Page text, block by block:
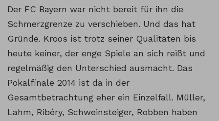
Der FC Bayern war nicht bereit für ihn die
Schmerzgrenze zu verschieben. Und das hat
Gründe. Kroos ist trotz seiner Qualitäten bis
heute keiner, der enge Spiele an sich reißt und
regelmäßig den Unterschied ausmacht. Das
Pokalfinale 2014 ist da in der
Gesamtbetrachtung eher ein Einzelfall. Müller,
Lahm, Ribéry, Schweinsteiger, Robben haben